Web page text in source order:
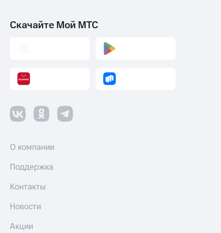
Скачайте Мой МТС
О компании
Поддержка
Контакты
Новости
Акции